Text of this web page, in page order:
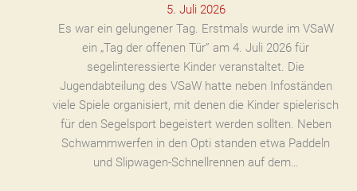
5. Juli 2026
Es war ein gelungener Tag. Erstmals wurde im VSaW
ein „Tag der offenen Tür” am 4. Juli 2026 für
segelinteressierte Kinder veranstaltet. Die
Jugendabteilung des VSaW hatte neben Infoständen
viele Spiele organisiert, mit denen die Kinder spielerisch
für den Segelsport begeistert werden sollten. Neben
Schwammwerfen in den Opti standen etwa Paddeln
und Slipwagen-Schnellrennen auf dem…